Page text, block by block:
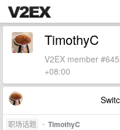
TimothyC
V2EX member
+08:00
职场话题 • TimothyC